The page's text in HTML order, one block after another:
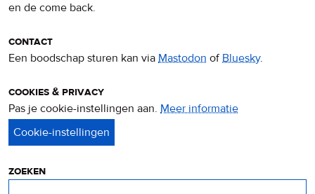
en de come back.
contact
Een boodschap sturen kan via Mastodon ofBluesky.
cookies & privacy
Pas je cookie-instellingen aan. Meer informatie
zoeken